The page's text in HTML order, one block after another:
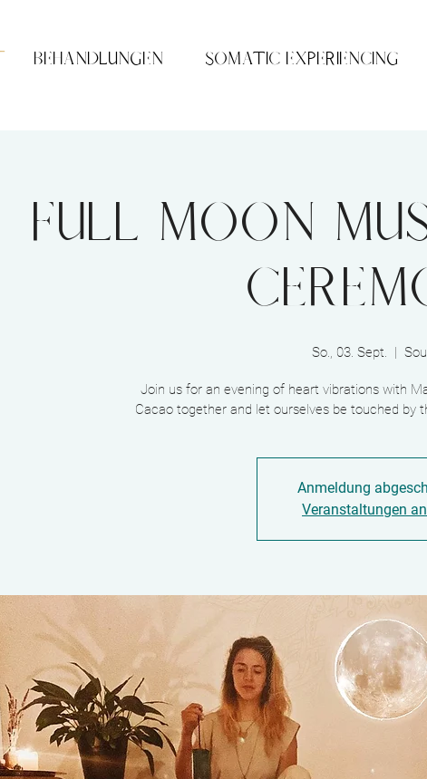
BEHANDLUNGEN SOMATIC EXPERIENCING
FULL MOON
So., 03. Sept.
  |
Join us for an evening of heart vibrations with
Cacao together and let ourselves be touched by
Anmeldung
Veranstaltungen